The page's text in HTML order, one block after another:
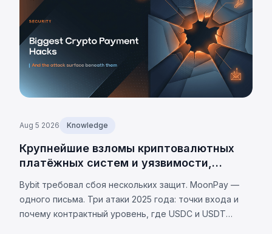
Aug 5 2026 Knowledge
Крупнейшие взломы криптовалютных
платёжных систем и уязвимости,
Bybit требовал сбоя нескольких защит. MoonPay —
одного письма. Три атаки 2025 года: точки входа и
почему контрактный уровень, где USDC и USDT